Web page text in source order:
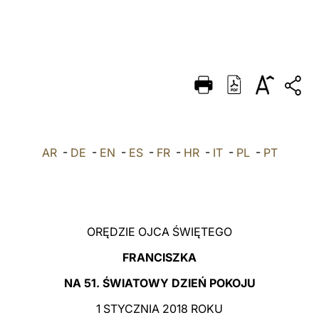
DEUTSCH
中文
AR- DE - EN - ES- FR- HR- IT- PL- PT
ORĘDZIE OJCA ŚWIĘTEGO
FRANCISZKA
NA 51. ŚWIATOWY DZIEŃ POKOJU
1 STYCZNIA 2018 ROKU